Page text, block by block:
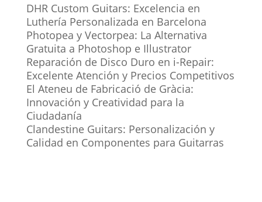
DHR Custom Guitars: Excelencia en
Luthería Personalizada en Barcelona
Photopea y Vectorpea: La Alternativa
Gratuita a Photoshop e Illustrator
Reparación de Disco Duro en i-Repair:
Excelente Atención y Precios Competitivos
El Ateneu de Fabricació de Gràcia:
Innovación y Creatividad para la
Ciudadanía
Clandestine Guitars: Personalización y
Calidad en Componentes para Guitarras